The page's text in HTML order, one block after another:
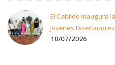
El Cabildo inaugura
Jóvenes
10/07/2026